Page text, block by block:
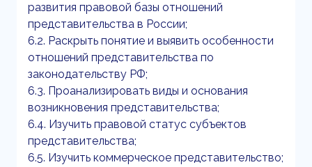
развития правовой базы отношений
представительства в России;
6.2. Раскрыть понятие и выявить особенности
отношений представительства по
законодательству РФ;
6.3. Проанализировать виды и основания
возникновения представительства;
6.4. Изучить правовой статус субъектов
представительства;
6.5. Изучить коммерческое представительство;